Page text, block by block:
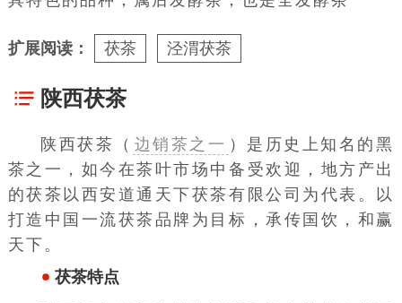
扩展阅读： 茯茶 泾渭茯茶
陕西茯茶
陕西茯茶（ 边销茶之一 ）是历史上知名的黑
茶之一，如今在茶叶市场中备受欢迎，地方产出
的茯茶以西安道通天下茯茶有限公司为代表。以
打造中国一流茯茶品牌为目标，承传国饮，和赢
天下。
茯茶特点